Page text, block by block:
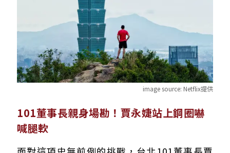
image source: Netflix提供
101董事長親身場勘！賈永婕站上鋼圈嚇
喊腿軟